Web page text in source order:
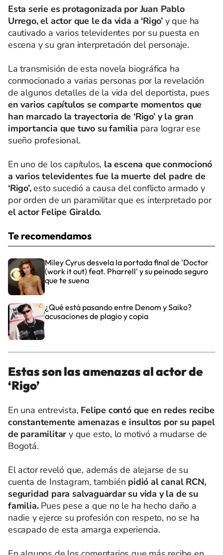
Esta serie es protagonizada por Juan Pablo
Urrego, el actor que le da vida a ‘Rigo’ y que ha
cautivado a varios televidentes por su puesta en
escena y su gran interpretación del personaje.
La transmisión de esta novela biográfica ha
conmocionado a varias personas por la revelación
de algunos detalles de la vida del deportista, pues
en varios capítulos se comparte momentos que
han marcado la trayectoria de ‘Rigo’ y la gran
importancia que tuvo su familia para lograr ese
sueño profesional.
En uno de los capítulos, la escena que conmocionó
a varios televidentes fue la muerte del padre de
‘Rigo’,esto sucedió a causa del conflicto armado y
por orden de un paramilitar que es interpretado por
el actor Felipe Giraldo.
Te recomendamos
Miley Cyrus desvela la portada final de 'Doctor
(work it out) feat. Pharrell' y su peinado seguro
que te suena
¿Qué está pasando entre Denom y Saiko?
acusaciones de plagio y copia
Estas son las amenazas al actor de
‘Rigo’
En una entrevista, Felipe contó que en redes recibe
constantemente amenazas e insultos por su papel
de paramilitar y que esto, lo motivó a mudarse de
Bogotá.
El actor reveló que, además de alejarse de su
cuenta de Instagram, también pidió al canal RCN,
seguridad para salvaguardar su vida y la de su
familia. Pues pese a que no le ha hecho daño a
nadie y ejerce su profesión con respeto, no se ha
escapado de esta amarga experiencia.